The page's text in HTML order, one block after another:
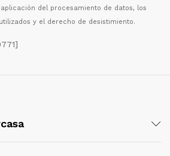
ón del procesamiento de datos, los
y el derecho de desistimiento.